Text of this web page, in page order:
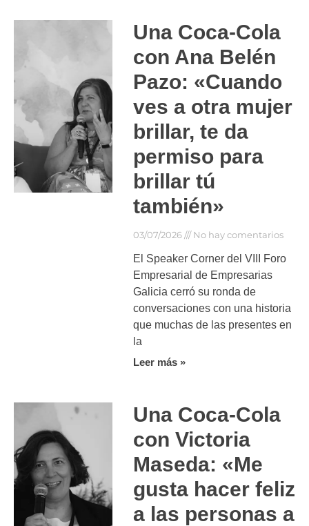
Una Coca-Cola
con Ana Belén
Pazo: «Cuando
ves a otra mujer
brillar, te da
permiso para
brillar tú
también»
03/07/2026 No hay comentarios
El Speaker Corner del VIII Foro
Empresarial de Empresarias
Galicia cerró su ronda de
conversaciones con una historia
que muchas de las presentes en
la
Leer más »
Una Coca-Cola
con Victoria
Maseda: «Me
gusta hacer feliz
a las personas a